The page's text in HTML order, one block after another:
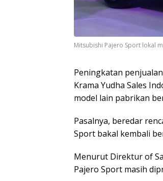
Mitsubishi Pajero Sport lokal
Peningkatan
Krama Yudha Sales
model lain pabrikan
Pasalnya, beredar
Sport bakal kembali
Menurut Direktur of
Pajero Sport masih